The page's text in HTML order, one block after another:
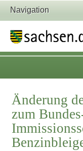
Navigation
Änderung
zum